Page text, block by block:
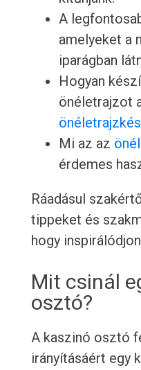
A
amelyeket a
iparágban
Hogyan
önéletrajzot
Mi az az
érdemes
Ráadásul
tippeket és
hogy
Mit csinál
osztó?
A kaszinó osztó
irányításáért egy